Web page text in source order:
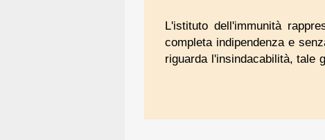
L'istituto dell'immunità
completa indipendenza e
riguarda l'insindacabilità, tale